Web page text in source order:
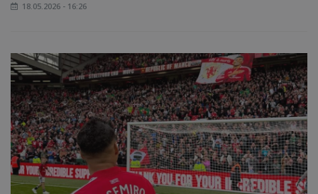
18.05.2026 - 16:26